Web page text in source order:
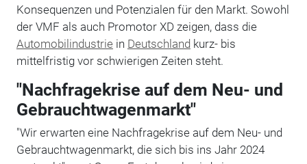
Konsequenzen und Potenzialen für den Markt. Sowohl
der VMF als auch Promotor XD zeigen, dass die
Automobilindustrie in Deutschland kurz- bis
mittelfristig vor schwierigen Zeiten steht.
"Nachfragekrise auf dem Neu- und
Gebrauchtwagenmarkt"
"Wir erwarten eine Nachfragekrise auf dem Neu- und
Gebrauchtwagenmarkt, die sich bis ins Jahr 2024